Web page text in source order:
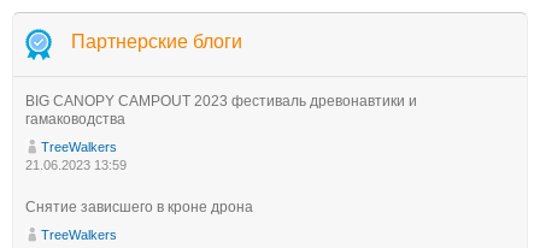
Партнерские блоги
BIG CANOPY CAMPOUT 2023 фестиваль древонавтики и
гамаководства
TreeWalkers
21.06.2023 13:59
Снятие зависшего в кроне дрона
TreeWalkers